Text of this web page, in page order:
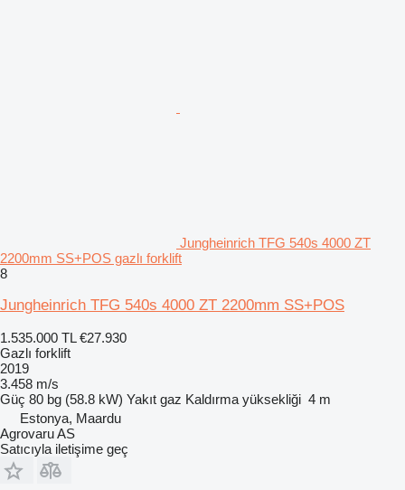
Jungheinrich TFG 540s 4000 ZT
2200mm SS+POS gazlı forklift
8
Jungheinrich TFG 540s 4000 ZT 2200mm SS+POS
1.535.000 TL €27.930
Gazlı forklift
2019
3.458 m/s
Güç 80 bg (58.8 kW) Yakıt gaz Kaldırma yüksekliği 4 m
Estonya, Maardu
Agrovaru AS
Satıcıyla iletişime geç